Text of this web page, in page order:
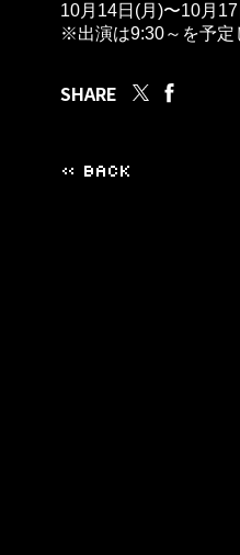
10月14日(月)〜10月
※出演は9:30～を予定
SHARE
« BACK